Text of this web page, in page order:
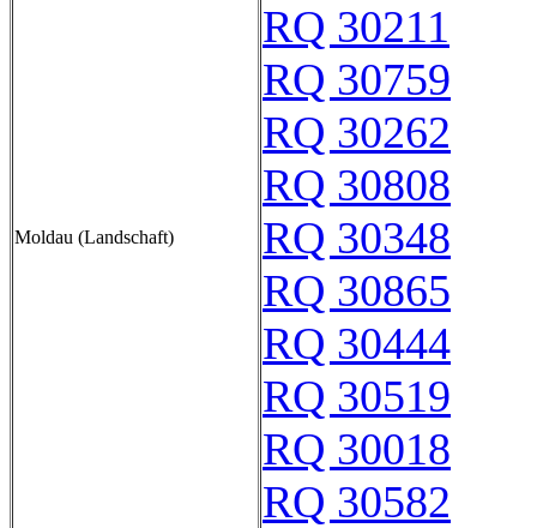
Moldau (Landschaft)
RQ 30211
RQ 30759
RQ 30262
RQ 30808
RQ 30348
RQ 30865
RQ 30444
RQ 30519
RQ 30018
RQ 30582